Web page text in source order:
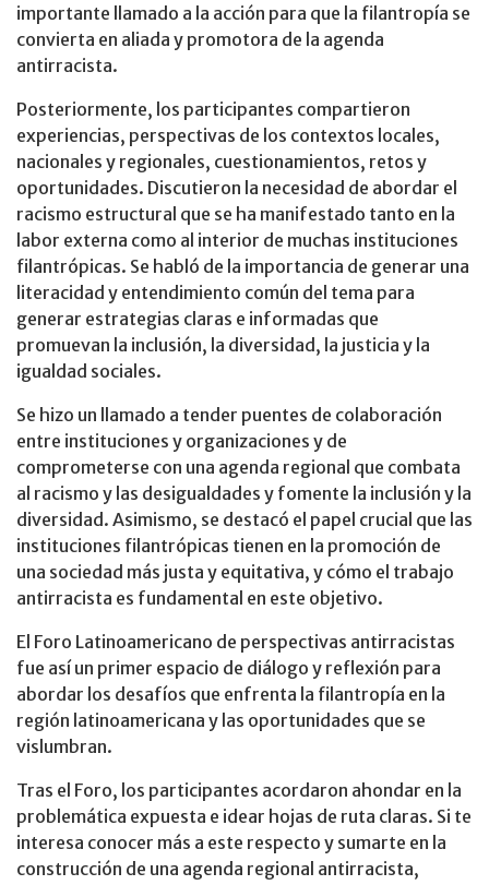
importante llamado a la acción para que la filantropía se
convierta en aliada y promotora de la agenda
antirracista.
Posteriormente, los participantes compartieron
experiencias, perspectivas de los contextos locales,
nacionales y regionales, cuestionamientos, retos y
oportunidades. Discutieron la necesidad de abordar el
racismo estructural que se ha manifestado tanto en la
labor externa como al interior de muchas instituciones
filantrópicas. Se habló de la importancia de generar una
literacidad y entendimiento común del tema para
generar estrategias claras e informadas que
promuevan la inclusión, la diversidad, la justicia y la
igualdad sociales.
Se hizo un llamado a tender puentes de colaboración
entre instituciones y organizaciones y de
comprometerse con una agenda regional que combata
al racismo y las desigualdades y fomente la inclusión y la
diversidad. Asimismo, se destacó el papel crucial que las
instituciones filantrópicas tienen en la promoción de
una sociedad más justa y equitativa, y cómo el trabajo
antirracista es fundamental en este objetivo.
El Foro Latinoamericano de perspectivas antirracistas
fue así un primer espacio de diálogo y reflexión para
abordar los desafíos que enfrenta la filantropía en la
región latinoamericana y las oportunidades que se
vislumbran.
Tras el Foro, los participantes acordaron ahondar en la
problemática expuesta e idear hojas de ruta claras. Si te
interesa conocer más a este respecto y sumarte en la
construcción de una agenda regional antirracista,